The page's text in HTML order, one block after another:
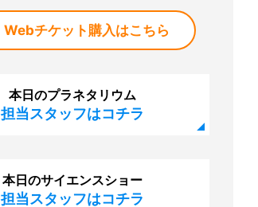
Webチケット購入はこちら
本日のプラネタリウム
担当スタッフはコチラ
本日のサイエンスショー
担当スタッフはコチラ